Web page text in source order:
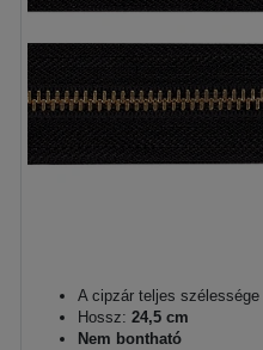
A cipzár teljes szélessége
Hossz: 24,5 cm
Nem bontható